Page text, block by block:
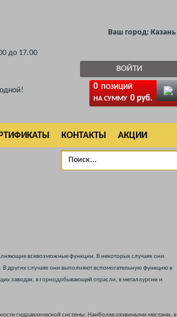
до 17.00
Ваш город: Казань
КОНТАКТЫ АКЦИИ
ВОЙТИ
0 ПОЗИЦИЙ
НА СУММУ 0 руб.
всевозможные функции. В некоторых случаях они
других случаях они выполняют вспомогательную функцию в
заводах, в горнодобывающей отрасли, в металлургии и
гидравлической системы. Наиболее уязвимыми местами, в